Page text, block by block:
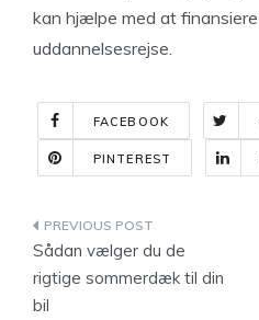
kan hjælpe med at
uddannelsesrejse.
FACEBOOK
PINTEREST
Sådan vælger du de
rigtige sommerdæk til din
bil